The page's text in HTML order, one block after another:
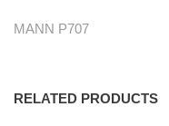
MANN P707
RELATED PRODUCTS